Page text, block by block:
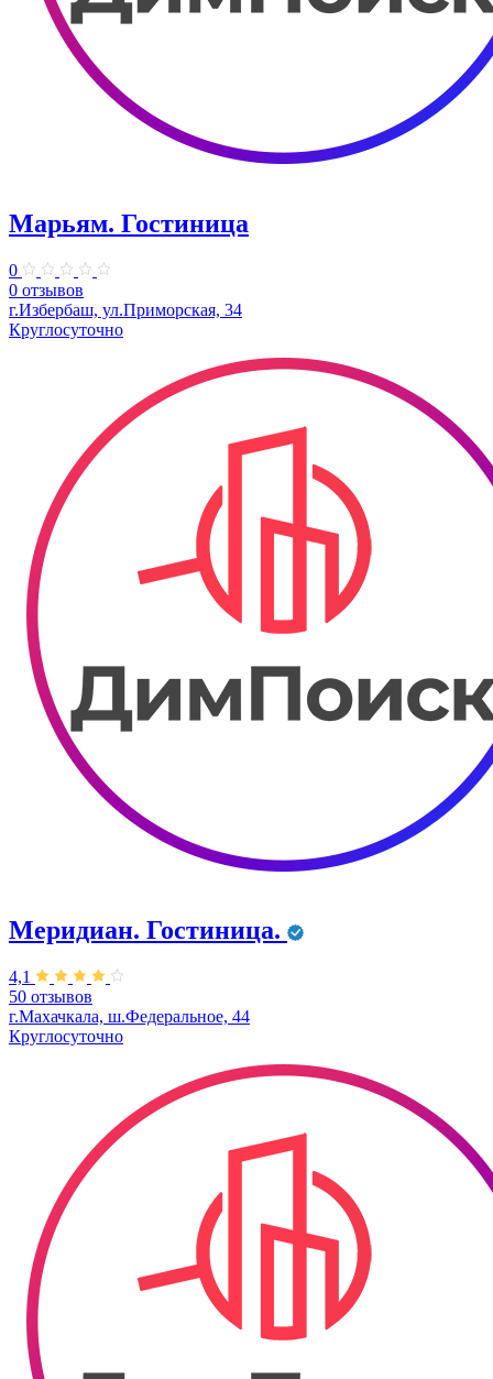
Марьям. Гостиница
0
0 отзывов
г.Избербаш, ул.Приморская, 34
Круглосуточно
Меридиан. Гостиница.
4,1
50 отзывов
г.Махачкала, ш.Федеральное, 44
Круглосуточно